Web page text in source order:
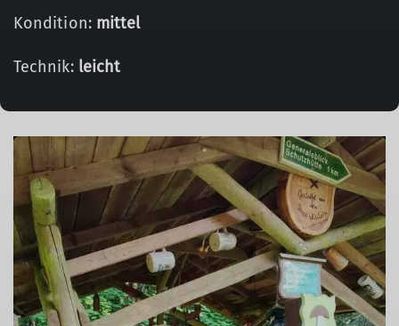
Kondition: mittel
Technik: leicht
© DAV Sektion Neustadt - Carmen Fuchs